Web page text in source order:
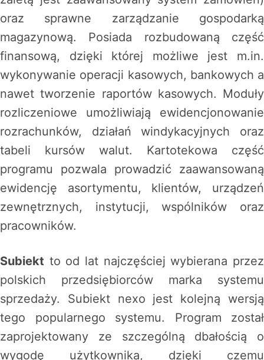
oraz sprawne zarządzanie gospodarką
magazynową. Posiada rozbudowaną część
finansową, dzięki której możliwe jest m.in.
wykonywanie operacji kasowych, bankowych a
nawet tworzenie raportów kasowych. Moduły
rozliczeniowe umożliwiają ewidencjonowanie
rozrachunków, działań windykacyjnych oraz
tabeli kursów walut. Kartotekowa część
programu pozwala prowadzić zaawansowaną
ewidencję asortymentu, klientów, urządzeń
zewnętrznych, instytucji, wspólników oraz
pracowników.
Subiekt to od lat najczęściej wybierana przez
polskich przedsiębiorców marka systemu
sprzedaży. Subiekt nexo jest kolejną wersją
tego popularnego systemu. Program został
zaprojektowany ze szczególną dbałością o
wygodę użytkownika, dzięki czemu